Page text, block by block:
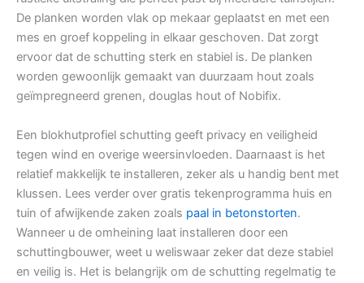
De planken worden vlak op mekaar geplaatst en met een
mes en groef koppeling in elkaar geschoven. Dat zorgt
ervoor dat de schutting sterk en stabiel is. De planken
worden gewoonlijk gemaakt van duurzaam hout zoals
geïmpregneerd grenen, douglas hout of Nobifix.
Een blokhutprofiel schutting geeft privacy en veiligheid
tegen wind en overige weersinvloeden. Daarnaast is het
relatief makkelijk te installeren, zeker als u handig bent met
klussen. Lees verder over gratis tekenprogramma huis en
tuin of afwijkende zaken zoals paal in betonstorten.
Wanneer u de omheining laat installeren door een
schuttingbouwer, weet u weliswaar zeker dat deze stabiel
en veilig is. Het is belangrijk om de schutting regelmatig te